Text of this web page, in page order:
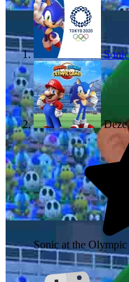
Deze
Sonic at the